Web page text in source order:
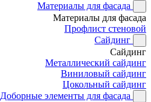
Материалы для фасада
Материалы для фасада
Профлист стеновой
Сайдинг
Сайдинг
Металлический сайдинг
Виниловый сайдинг
Цокольный сайдинг
Доборные элементы для фасада